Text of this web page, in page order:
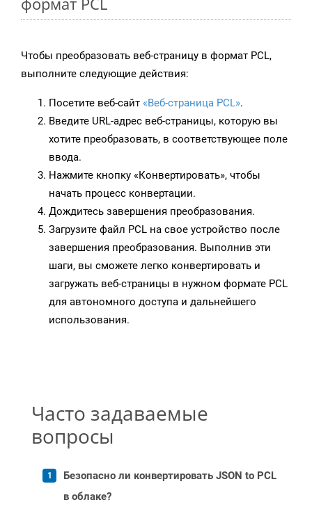
Чтобы преобразовать веб-страницу в формат PCL,
выполните следующие действия:
Посетите веб-сайт «Веб-страница PCL».
Введите URL-адрес веб-страницы, которую вы
хотите преобразовать, в соответствующее поле
ввода.
Нажмите кнопку «Конвертировать», чтобы
начать процесс конвертации.
Дождитесь завершения преобразования.
Загрузите файл PCL на свое устройство после
завершения преобразования. Выполнив эти
шаги, вы сможете легко конвертировать и
загружать веб-страницы в нужном формате PCL
для автономного доступа и дальнейшего
использования.
Часто задаваемые
вопросы
Безопасно ли конвертировать JSON to PCL
в облаке?